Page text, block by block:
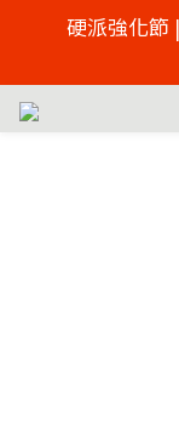
2026父親節慶
硬派強化節
2026父親節慶